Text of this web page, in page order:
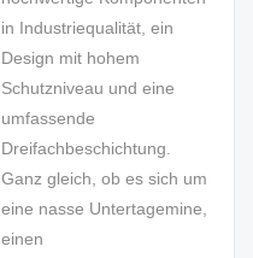
in Industriequalität, ein
Design mit hohem
Schutzniveau und eine
umfassende
Dreifachbeschichtung.
Ganz gleich, ob es sich um
eine nasse Untertagemine,
einen